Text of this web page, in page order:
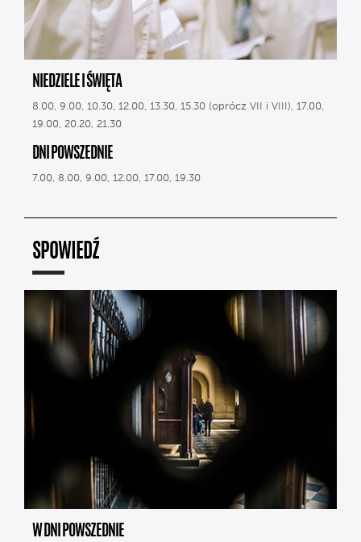
NIEDZIELE I ŚWIĘTA
8.00, 9.00, 10.30, 12.00, 13.30, 15.30 (oprócz VII i VIII), 17.00,
19.00, 20.20, 21.30
DNI POWSZEDNIE
7.00, 8.00, 9.00, 12.00, 17.00, 19.30
SPOWIEDŹ
W DNI POWSZEDNIE